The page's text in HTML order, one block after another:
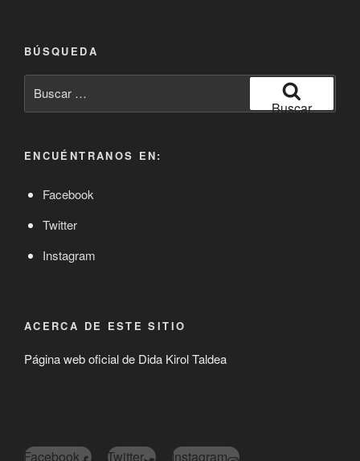
BÚSQUEDA
por:
Buscar
ENCUÉNTRANOS EN:
Facebook
Twitter
Instagram
ACERCA DE ESTE SITIO
Página web oficial de Dida Kirol Taldea
Facebook Twitter Instagram